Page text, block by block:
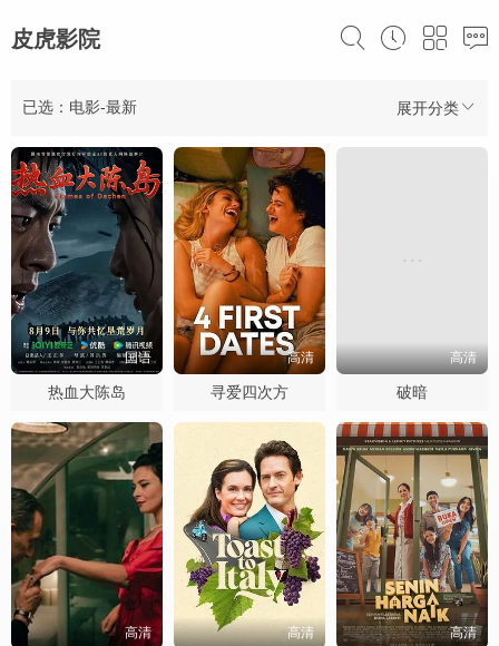
皮虎影院
展开分类
已选：电影-最新
国语
热血大陈岛
高清
寻爱四次方
高清
破暗
高清 高清 高清